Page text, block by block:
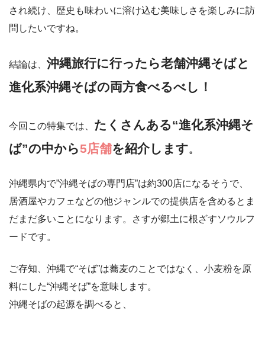
され続け、歴史も味わいに溶け込む美味しさを楽しみに訪
問したいですね。
結論は、 沖縄旅行に行ったら老舗沖縄そばと
進化系沖縄そばの両方食べるべし！
今回この特集では、 たくさんある“進化系沖縄そ
ば”の中から5店舗を紹介します。
沖縄県内で”沖縄そばの専門店”は約300店になるそうで、
居酒屋やカフェなどの他ジャンルでの提供店を含めるとま
だまだ多いことになります。さすが郷土に根ざすソウルフ
ードです。
ご存知、沖縄で“そば”は蕎麦のことではなく、小麦粉を原
料にした“沖縄そば”を意味します。
沖縄そばの起源を調べると、